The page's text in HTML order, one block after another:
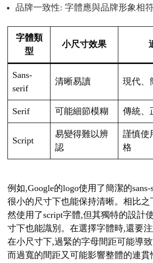
品牌一致性: 字體應與品牌形象相符
字體類
型
小尺寸效果
Sans-
serif
清晰易讀 現代、
Serif 可能細節模糊 傳統、
Script
易變得難以辨
認
謹慎使
格
例如,Google的logo使用了簡潔的
很小的尺寸下也能保持清晰。相比之
然使用了script字體,但其獨特的設計
寸下也能識別。在選擇字體時,還要注
在小尺寸下,過緊的字母間距可能導
而過寬的間距又可能影響整體的連貫